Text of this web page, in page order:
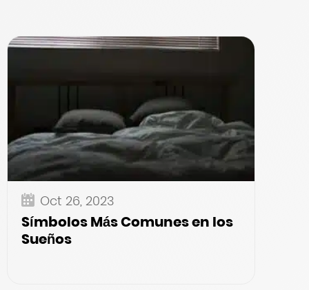
Oct 26, 2023
Símbolos Más Comunes en los
Sueños